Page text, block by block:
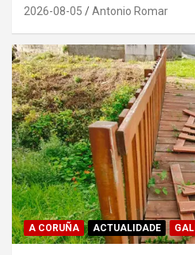
2026-08-05 Antonio Romar
A CORUÑA ACTUALIDADE